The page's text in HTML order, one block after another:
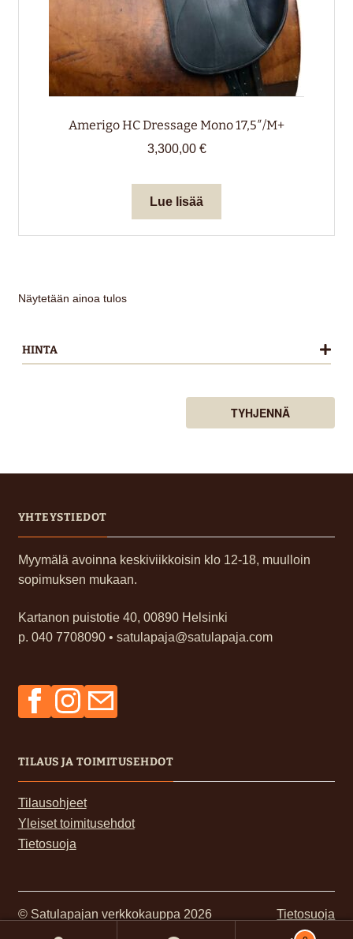
Amerigo HC Dressage Mono 17,5″/M+
3,300,00 €
Lue lisää
Näytetään ainoa tulos
HINTA
TYHJENNÄ
YHTEYSTIEDOT
Myymälä avoinna keskiviikkoisin klo 12-18, muulloin
sopimuksen mukaan.
Kartanon puistotie 40, 00890 Helsinki
p. 040 7708090 • satulapaja@satulapaja.com
FacebookInstagramSähköposti
TILAUS JA TOIMITUSEHDOT
Tilausohjeet
Yleiset toimitusehdot
Tietosuoja
© Satulapajan verkkokauppa 2026 Tietosuoja